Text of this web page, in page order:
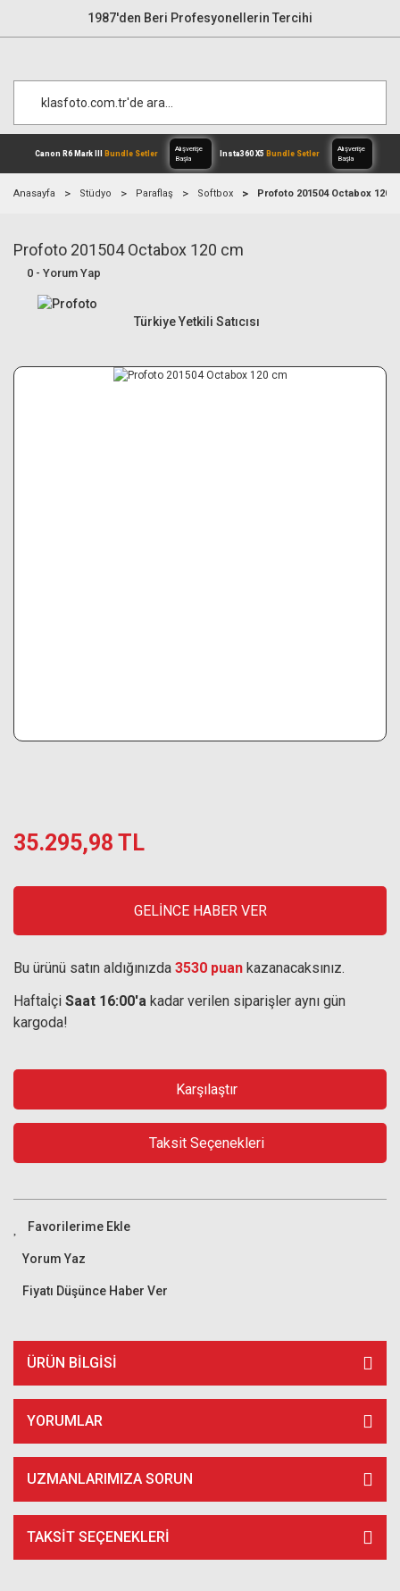
1987'den Beri Profesyonellerin Tercihi
Canon R6 Mark IIIBundle Setler
Anasayfa Stüdyo Paraflaş Softbox Profoto 201504 Octabox 120
Profoto 201504 Octabox 120 cm
0 - Yorum Yap
Türkiye Yetkili Satıcısı
35.295,98 TL
GELİNCE HABER VER
Bu ürünü satın aldığınızda 3530 puan kazanacaksınız.
Haftaİçi Saat 16:00'a kadar verilen siparişler aynı gün
kargoda!
Karşılaştır
Taksit Seçenekleri
Yorum Yaz
Fiyatı Düşünce Haber Ver
ÜRÜN BILGISI
YORUMLAR
UZMANLARIMIZA SORUN
TAKSIT SEÇENEKLERI